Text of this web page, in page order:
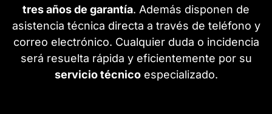
tres años de garantía. Además disponen de
asistencia técnica directa a través de teléfono y
correo electrónico. Cualquier duda o incidencia
será resuelta rápida y eficientemente por su
servicio técnicoespecializado.